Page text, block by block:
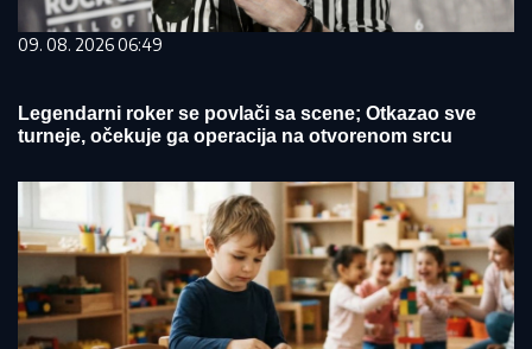
09. 08. 2026 06:49
Legendarni roker se povlači sa scene; Otkazao sve
turneje, očekuje ga operacija na otvorenom srcu